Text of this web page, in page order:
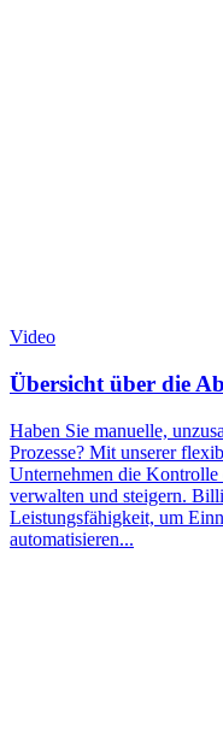
Video
Übersicht über die
Haben Sie manuelle,
Prozesse? Mit unserer
Unternehmen die Kontrolle
verwalten und steigern.
Leistungsfähigkeit, um
automatisieren...